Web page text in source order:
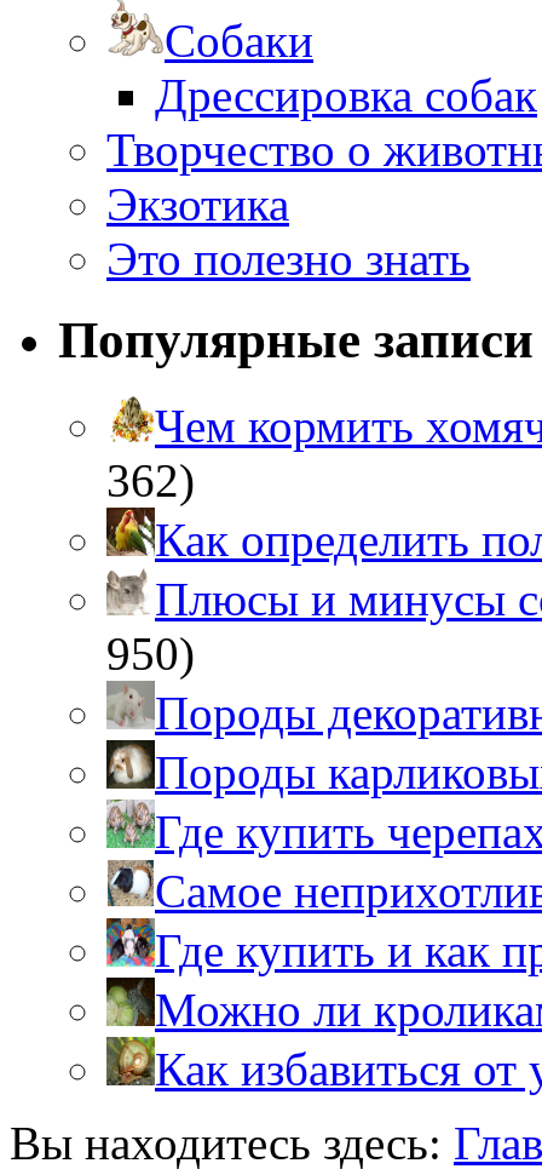
Собаки
Дрессировка собак
Творчество о
Экзотика
Это полезно знать
Популярные записи
Чем кормить
362)
Как определить
Плюсы и минусы
950)
Породы
Породы
Где купить
Самое
Где купить и как
Можно ли
Как избавиться от
Вы находитесь здесь: